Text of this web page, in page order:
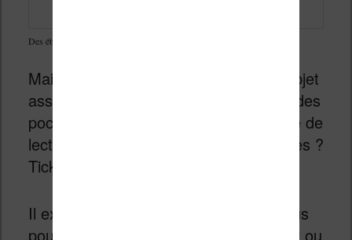
Des étuis Kindle existent aussi pour ses saga préférées
Mais un étui peut être également un objet
assez pratique, puisqu’il peut contenir des
poches pour y ranger des papiers (liste de
lecture ou de livres à considérer ? Notes ?
Tickets de caisse ?).
Il existe de nombreux styles d’étui. Vous
pouvez en trouver en plastique, en cuir ou